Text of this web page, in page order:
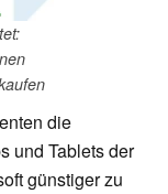
die
und Tablets der
günstiger zu